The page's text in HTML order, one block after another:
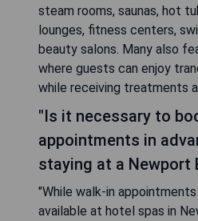
steam rooms, saunas, hot
lounges, fitness centers,
beauty salons. Many also
where guests can enjoy
while receiving treatments
"Is it necessary to
appointments in
staying at a Newport
"While walk-in
available at hotel spas in